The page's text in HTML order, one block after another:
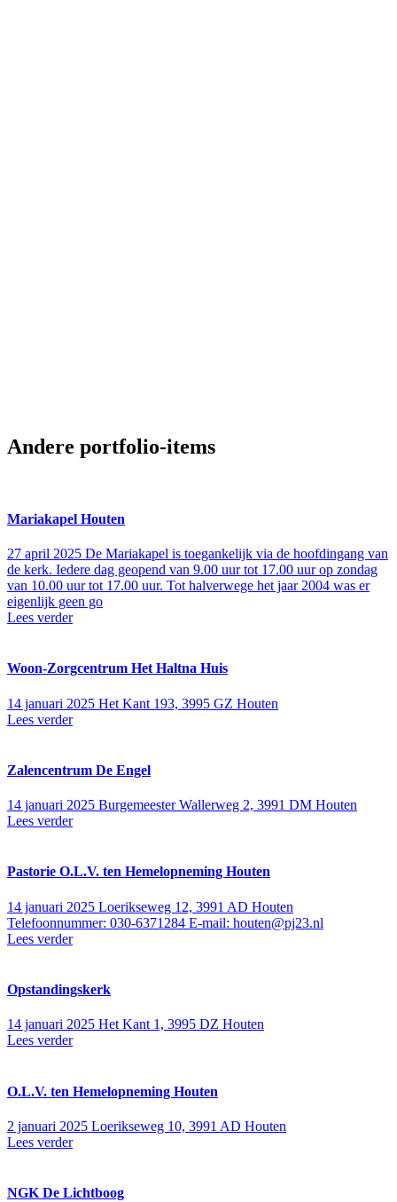
Andere portfolio-items
Mariakapel Houten
27 april 2025 De Mariakapel is toegankelijk via de hoofdingang van
de kerk. Iedere dag geopend van 9.00 uur tot 17.00 uur op zondag
van 10.00 uur tot 17.00 uur. Tot halverwege het jaar 2004 was er
eigenlijk geen go
Lees verder
Woon-Zorgcentrum Het Haltna Huis
14 januari 2025 Het Kant 193, 3995 GZ Houten
Lees verder
Zalencentrum De Engel
14 januari 2025 Burgemeester Wallerweg 2, 3991 DM Houten
Lees verder
Pastorie O.L.V. ten Hemelopneming Houten
14 januari 2025 Loerikseweg 12, 3991 AD Houten
Telefoonnummer: 030-6371284 E-mail: houten@pj23.nl
Lees verder
Opstandingskerk
14 januari 2025 Het Kant 1, 3995 DZ Houten
Lees verder
O.L.V. ten Hemelopneming Houten
2 januari 2025 Loerikseweg 10, 3991 AD Houten
Lees verder
NGK De Lichtboog